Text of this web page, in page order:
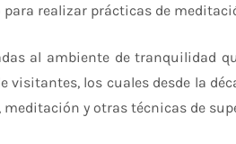
realizar prácticas de
al ambiente de tranquilidad
los cuales desde la
meditación y otras técnicas de